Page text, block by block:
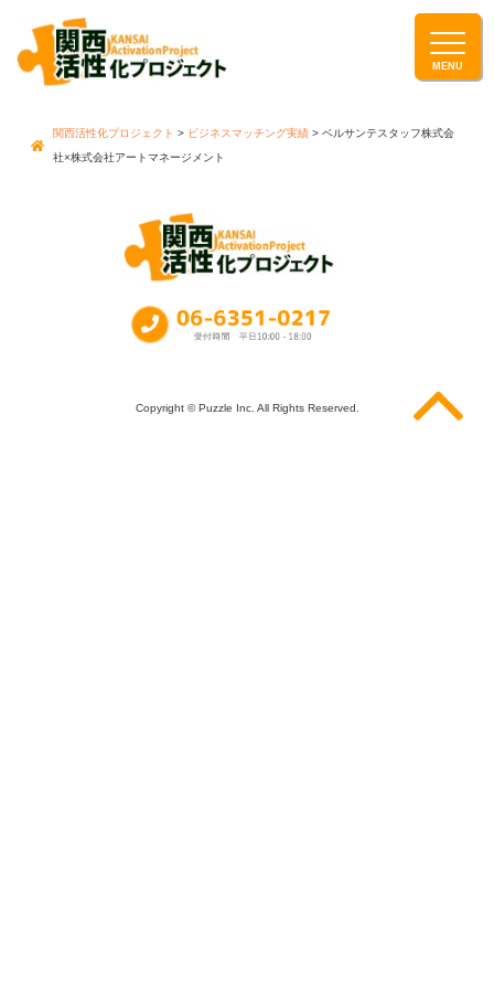
関西活性化プロジェクト > ビジネスマッチング実績 > ベルサンテスタッフ株式会
社×株式会社アートマネージメント
Copyright © Puzzle Inc. All Rights Reserved.